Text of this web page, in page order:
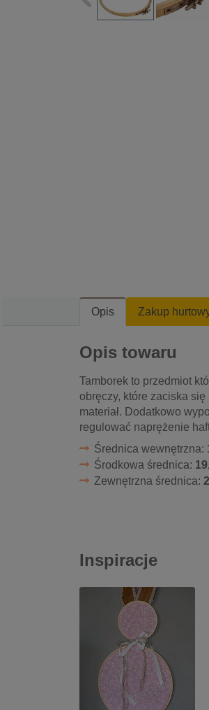
Opis Zakup
Opis towaru
Tamborek to przedmiot
obręczy, które zaciska
materiał. Dodatkowo
regulować naprężenie
Średnica wewnętrzna:
Środkowa średnica:
Zewnętrzna średnica:
Inspiracje